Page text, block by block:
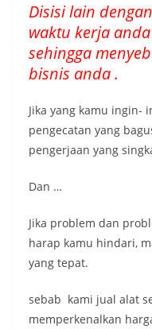
Disisi lain
waktu kerja
sehingga
bisnis anda .
Jika yang kamu ingin-
pengecatan yang
pengerjaan yang
Dan …
Jika problem dan
harap kamu hindari,
yang tepat.
sebab kami jual alat
memperkenalkan